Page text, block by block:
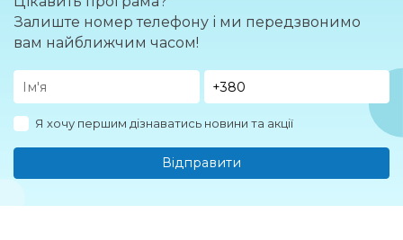
Залиште номер телефону і ми передзвонимо
вам найближчим часом!
Я хочу першим дізнаватись новини та акції
Відправити